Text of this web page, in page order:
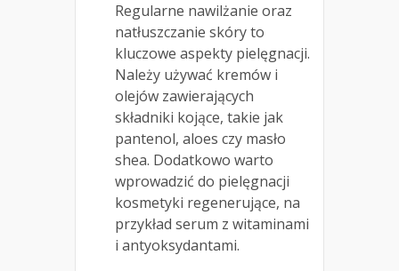
Regularne nawilżanie oraz
natłuszczanie skóry to
kluczowe aspekty pielęgnacji.
Należy używać kremów i
olejów zawierających
składniki kojące, takie jak
pantenol, aloes czy masło
shea. Dodatkowo warto
wprowadzić do pielęgnacji
kosmetyki regenerujące, na
przykład serum z witaminami
i antyoksydantami.